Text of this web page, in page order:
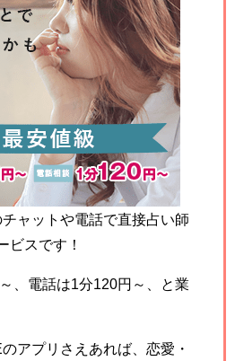
ャットや電話で直接占い師
ビスです！
、電話は1分120円～、と業
アプリさえあれば、恋愛・